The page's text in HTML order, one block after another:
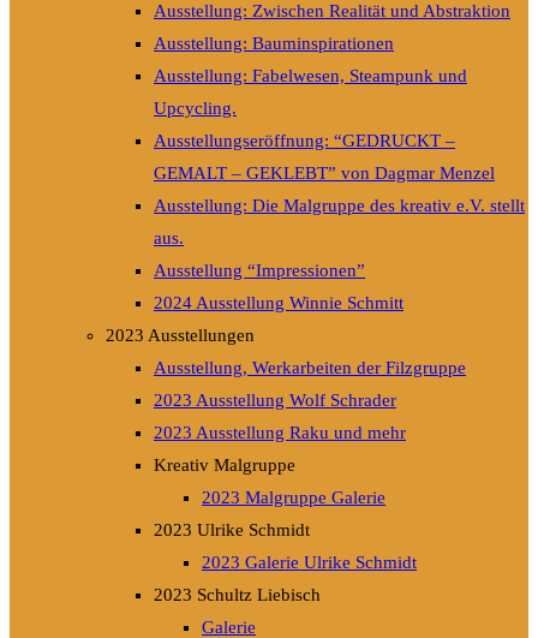
Ausstellung: Zwischen Realität und Abstraktion
Ausstellung: Bauminspirationen
Ausstellung: Fabelwesen, Steampunk und
Upcycling.
Ausstellungseröffnung: “GEDRUCKT –
GEMALT – GEKLEBT” von Dagmar Menzel
Ausstellung: Die Malgruppe des kreativ e.V. stellt
aus.
Ausstellung “Impressionen”
2024 Ausstellung Winnie Schmitt
2023 Ausstellungen
Ausstellung, Werkarbeiten der Filzgruppe
2023 Ausstellung Wolf Schrader
2023 Ausstellung Raku und mehr
Kreativ Malgruppe
2023 Malgruppe Galerie
2023 Ulrike Schmidt
2023 Galerie Ulrike Schmidt
2023 Schultz Liebisch
Galerie